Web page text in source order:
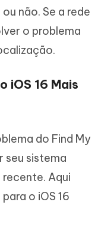
não. Se a rede
o problema
iOS 16 Mais
do Find My
seu sistema
recente. Aqui
o iOS 16